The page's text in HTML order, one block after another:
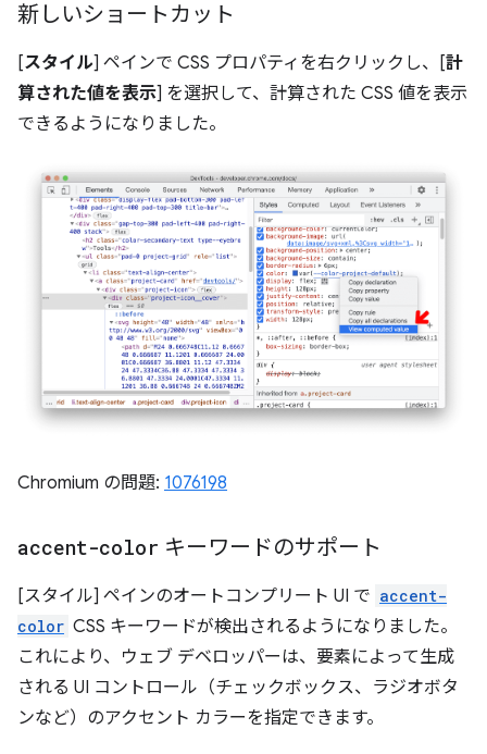
新しいショートカット
[スタイル] ペインで CSS プロパティを右クリックし、[計
算された値を表示] を選択して、計算された CSS 値を表示
できるようになりました。
Chromium の問題: 1076198
accent-color キーワードのサポート
[スタイル] ペインのオートコンプリート UI で accent-
color CSS キーワードが検出されるようになりました。
これにより、ウェブ デベロッパーは、要素によって生成
される UI コントロール（チェックボックス、ラジオボタ
ンなど）のアクセント カラーを指定できます。